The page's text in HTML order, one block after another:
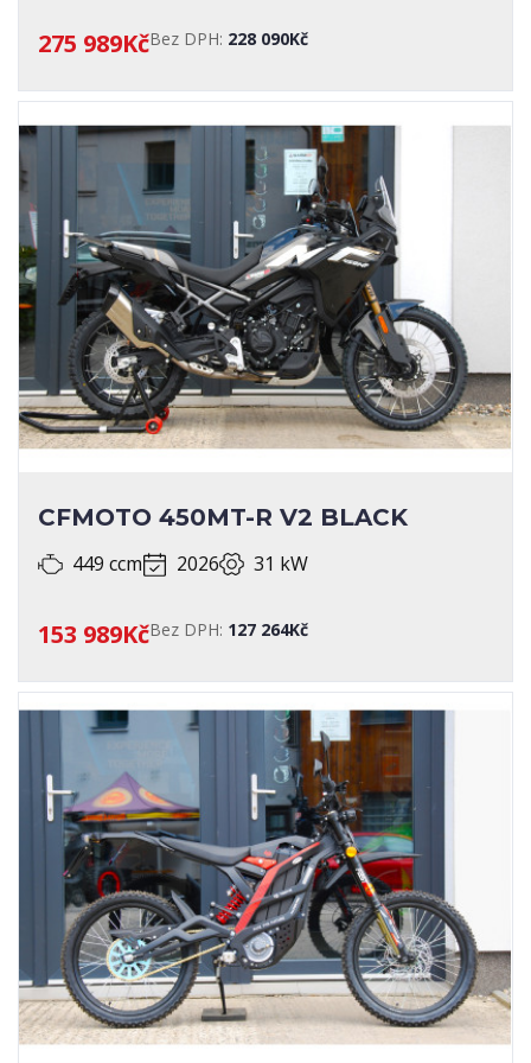
275 989KčBez DPH: 228 090Kč
CFMOTO 450MT-R V2 BLACK
449 ccm 2026 31 kW
153 989KčBez DPH: 127 264Kč